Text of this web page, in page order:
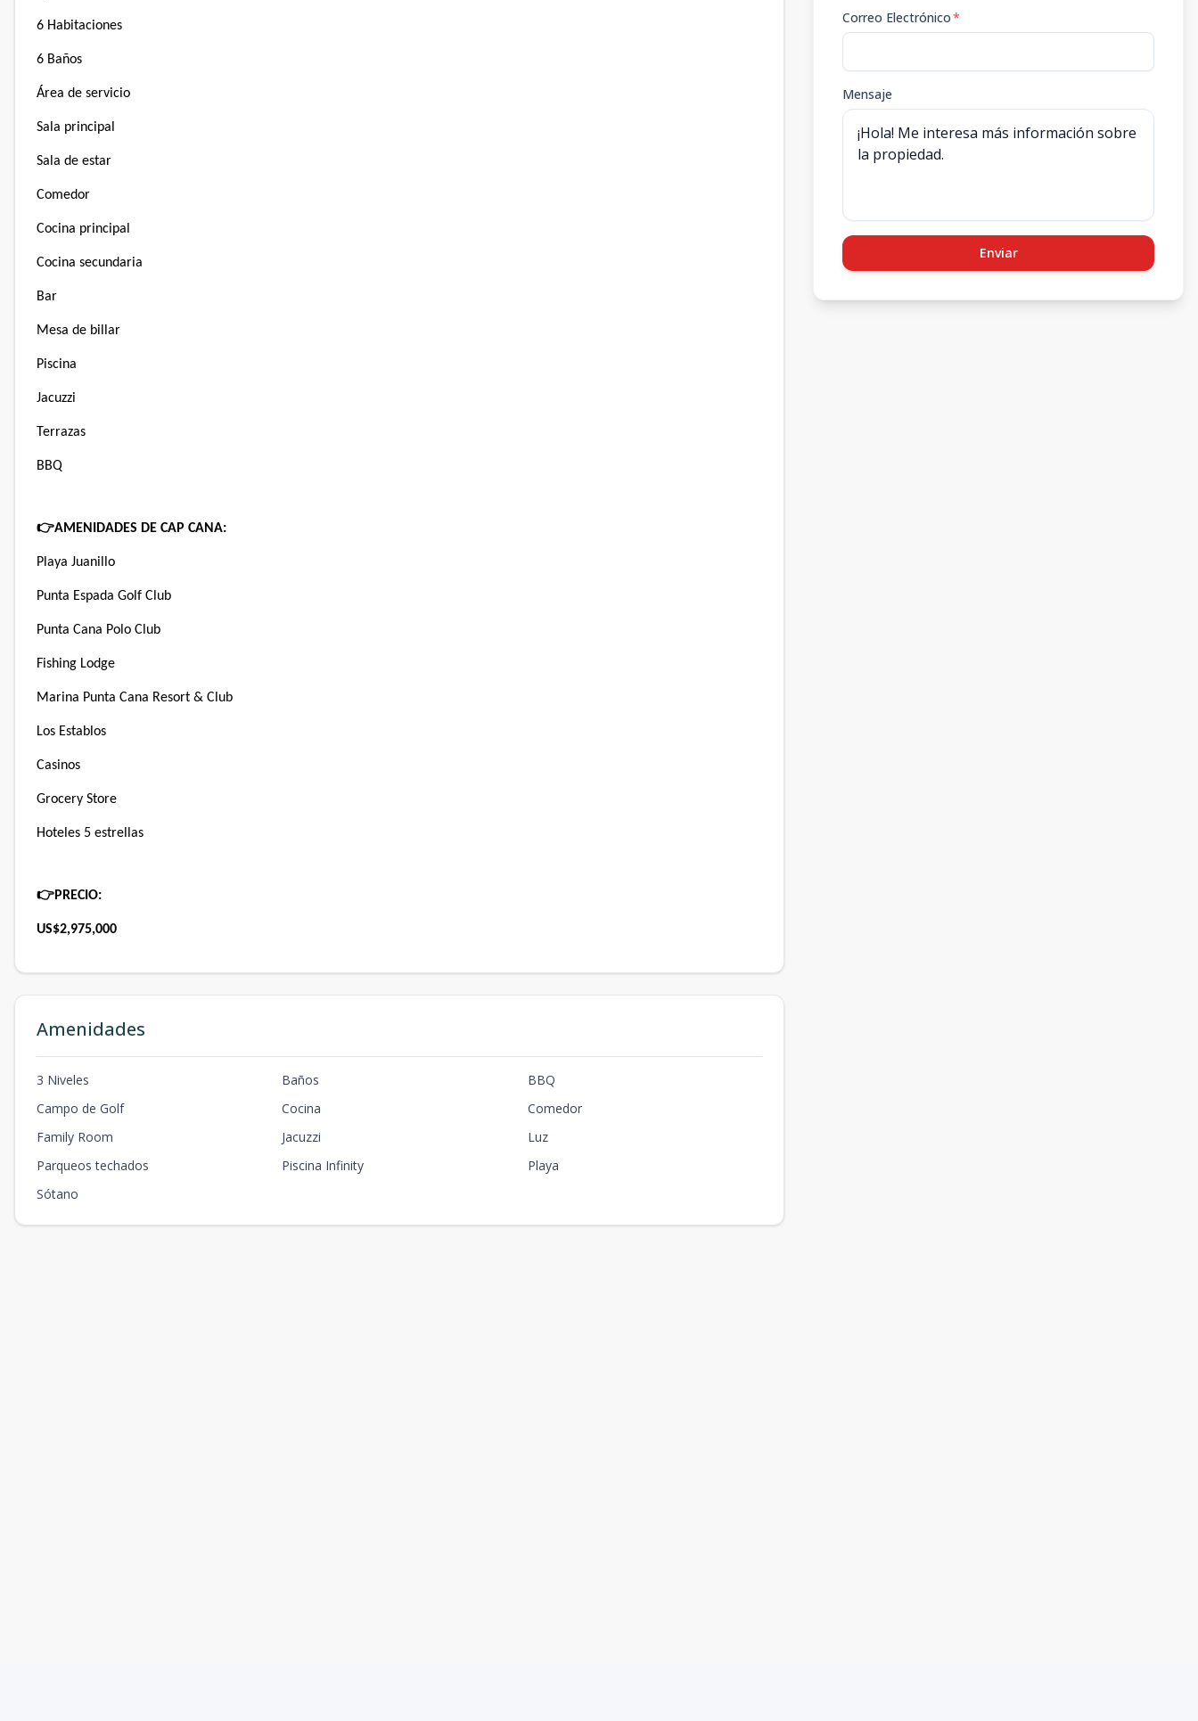
6 Habitaciones
6 Baños
Área de servicio
Sala principal
Sala de estar
Comedor
Cocina principal
Cocina secundaria
Bar
Mesa de billar
Piscina
Jacuzzi
Terrazas
BBQ
👉AMENIDADES DE CAP CANA:
Playa Juanillo
Punta Espada Golf Club
Punta Cana Polo Club
Fishing Lodge
Marina Punta Cana Resort & Club
Los Establos
Casinos
Grocery Store
Hoteles 5 estrellas
👉PRECIO:
US$2,975,000
Amenidades
3 Niveles Baños
BBQ
Campo de Golf
Cocina
Comedor
Family Room
Jacuzzi
Luz
Parqueos techados
Piscina Infinity
Playa
Sótano
Correo Electrónico*
Mensaje
Enviar